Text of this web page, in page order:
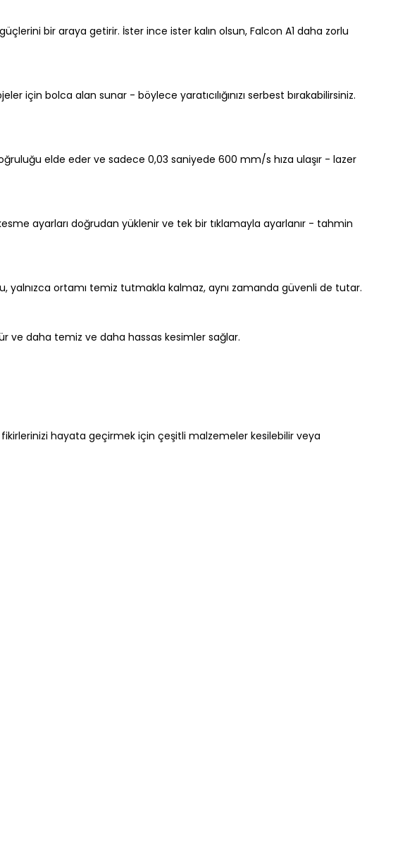
bir araya getirir. İster ince ister kalın olsun, Falcon A1 daha zorlu
için bolca alan sunar - böylece yaratıcılığınızı serbest bırakabilirsiniz.
elde eder ve sadece 0,03 saniyede 600 mm/s hıza ulaşır - lazer
ayarları doğrudan yüklenir ve tek bir tıklamayla ayarlanır - tahmin
yalnızca ortamı temiz tutmakla kalmaz, aynı zamanda güvenli de tutar.
ve daha temiz ve daha hassas kesimler sağlar.
hayata geçirmek için çeşitli malzemeler kesilebilir veya